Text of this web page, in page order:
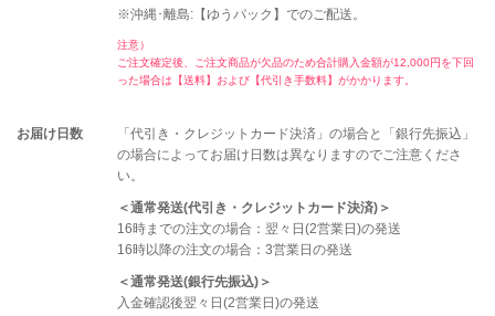
※沖縄･離島:【ゆうパック】でのご配送。
注意）
ご注文確定後、ご注文商品が欠品のため合計購入金額が12,000円を下回
った場合は【送料】および【代引き手数料】がかかります。
お届け日数
「代引き・クレジットカード決済」の場合と「銀行先振込」
の場合によってお届け日数は異なりますのでご注意くださ
い。
＜通常発送(代引き・クレジットカード決済)＞
16時までの注文の場合：翌々日(2営業日)の発送
16時以降の注文の場合：3営業日の発送
＜通常発送(銀行先振込)＞
入金確認後翌々日(2営業日)の発送